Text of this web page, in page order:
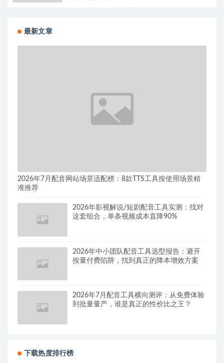
最新文章
2026年7月配音网站场景适配榜：8款TTS工具按使用场景精
准推荐
2026年影视解说/短剧配音工具实测：找对
这套组合，单条视频成本直降90%
2026年中小团队配音工具选型报告：避开
按量付费陷阱，找到真正的降本增效方案
2026年7月配音工具横向测评：从免费体验
到批量量产，谁是真正的性价比之王？
下载热度排行榜